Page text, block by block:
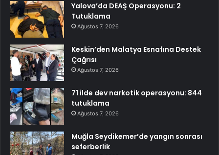
Yalova’da DEAŞ Operasyonu: 2
Tutuklama
Ağustos 7, 2026
Keskin’den Malatya Esnafına Destek
Çağrısı
Ağustos 7, 2026
71 ilde dev narkotik operasyonu: 844
tutuklama
Ağustos 7, 2026
Muğla Seydikemer’de yangın sonrası
seferberlik